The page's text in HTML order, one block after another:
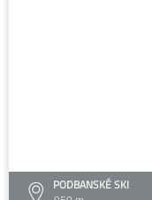
PODBANSKÉ SKI